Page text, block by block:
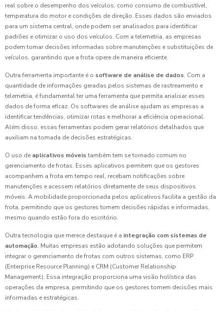
real sobre o desempenho dos veículos, como consumo de combustível,
temperatura do motor e condições de direção. Esses dados são enviados
para um sistema central, onde podem ser analisados para identificar
padrões e otimizar o uso dos veículos. Com a telemetria, as empresas
podem tomar decisões informadas sobre manutenções e substituições de
veículos, garantindo que a frota opere de maneira eficiente.
Outra ferramenta importante é o software de análise de dados. Com a
quantidade de informações geradas pelos sistemas de rastreamento e
telemetria, é fundamental ter uma ferramenta que permita analisar esses
dados de forma eficaz. Os softwares de análise ajudam as empresas a
identificar tendências, otimizar rotas e melhorar a eficiência operacional.
Além disso, essas ferramentas podem gerar relatórios detalhados que
auxiliam na tomada de decisões estratégicas.
O uso de aplicativos móveis também tem se tornado comum no
gerenciamento de frotas. Esses aplicativos permitem que os gestores
acompanhem a frota em tempo real, recebam notificações sobre
manutenções e acessem relatórios diretamente de seus dispositivos
móveis. A mobilidade proporcionada pelos aplicativos facilita a gestão da
frota, permitindo que os gestores tomem decisões rápidas e informadas,
mesmo quando estão fora do escritório.
Outra tecnologia que merece destaque é a integração com sistemas de
automação. Muitas empresas estão adotando soluções que permitem
integrar o gerenciamento de frotas com outros sistemas, como ERP
(Enterprise Resource Planning) e CRM (Customer Relationship
Management). Essa integração proporciona uma visão holística das
operações da empresa, permitindo que os gestores tomem decisões mais
informadas e estratégicas.